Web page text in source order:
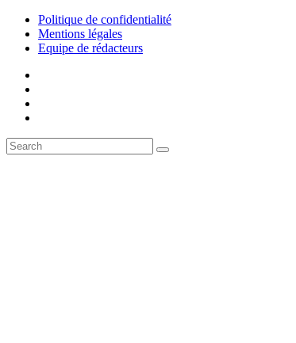
Politique de confidentialité
Mentions légales
Equipe de rédacteurs